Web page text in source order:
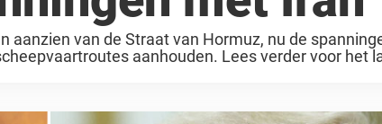
aanzien van de Straat van Hormuz, nu de
aanhouden. Lees verder voor het